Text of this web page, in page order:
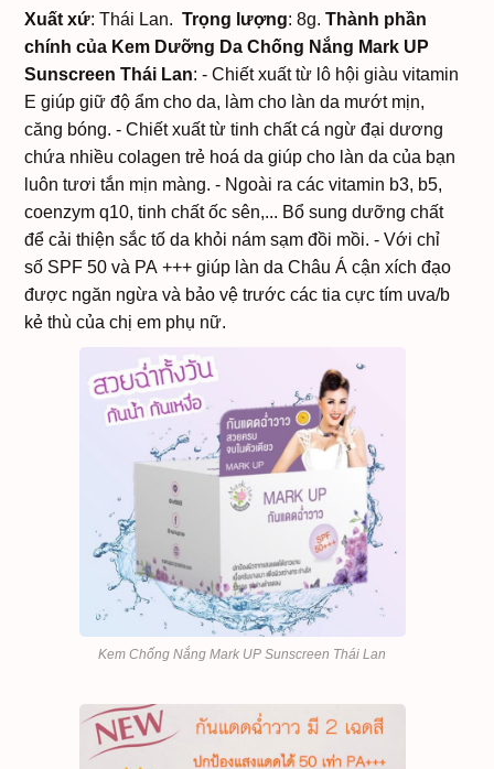
Xuất xứ: Thái Lan. Trọng lượng: 8g. Thành phần
chính của Kem Dưỡng Da Chống Nắng Mark UP
Sunscreen Thái Lan: - Chiết xuất từ lô hội giàu vitamin
E giúp giữ độ ẩm cho da, làm cho làn da mướt mịn,
căng bóng. - Chiết xuất từ tinh chất cá ngừ đại dương
chứa nhiều colagen trẻ hoá da giúp cho làn da của bạn
luôn tươi tắn mịn màng. - Ngoài ra các vitamin b3, b5,
coenzym q10, tinh chất ốc sên,... Bổ sung dưỡng chất
để cải thiện sắc tố da khỏi nám sạm đồi mồi. - Với chỉ
số SPF 50 và PA +++ giúp làn da Châu Á cận xích đạo
được ngăn ngừa và bảo vệ trước các tia cực tím uva/b
kẻ thù của chị em phụ nữ.
Kem Chống Nắng Mark UP Sunscreen Thái Lan